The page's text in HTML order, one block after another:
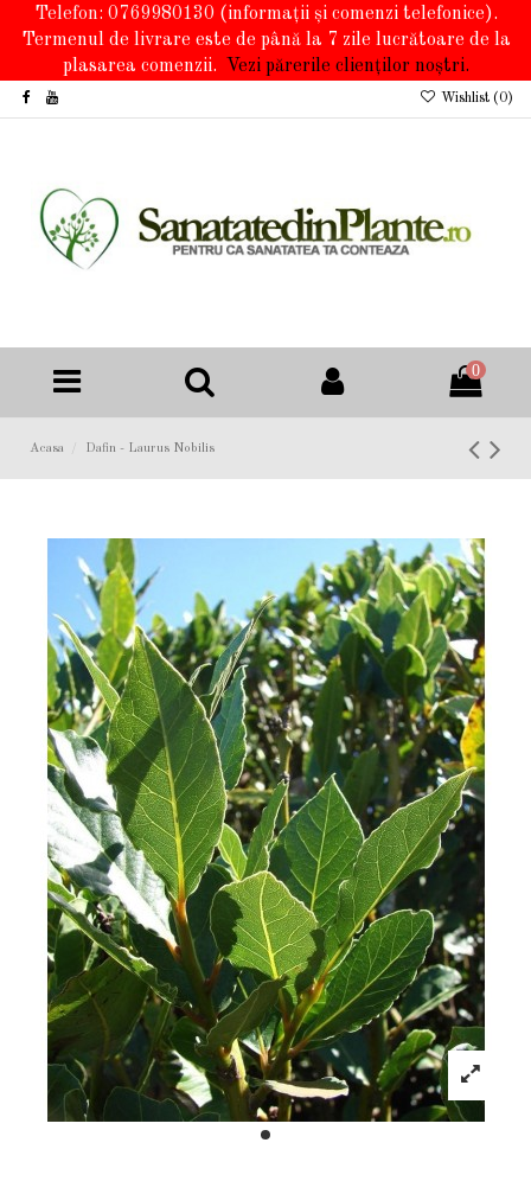
Telefon: 0769980130 (informații și comenzi telefonice).
Termenul de livrare este de până la 7 zile lucrătoare de la
plasarea comenzii.
Vezi părerile clienților noștri.
Wishlist (0)
0
Acasa Dafin - Laurus Nobilis